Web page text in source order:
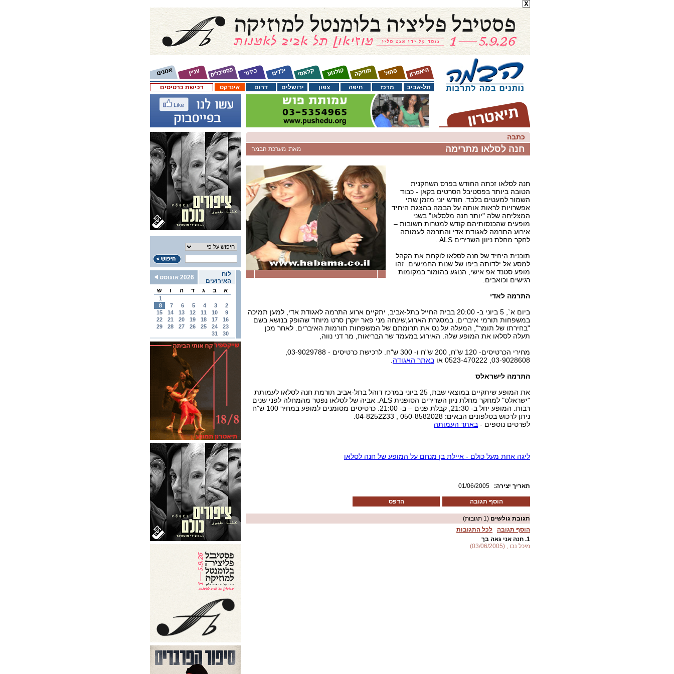
רכישת כרטיסים אינדקס דרום ירושלים צפון חיפה מרכז תל-אביב
לוח
האירועים
2026 אוגוסט
א
ב ג ד ה ו ש
1
2
3
4
5
6
7
8
9
10
11
12
13
14
15
16
17
18
19
20
21
22
23
24
25
26
27
28
29
30
31
כתבה
מאת: מערכת הבמה חנה לסלאו מתרימה
חנה לסלאו זכתה החודש בפרס השחקנית
הטובה ביותר בפסטיבל הסרטים בקאן - כבוד
השמור למעטים בלבד. חודש יוני מזמן שתי
אפשרויות לראות אותה על הבמה בהצגת היחיד
המצליחה שלה "יותר חנה מלסלאו" בשני
מופעים שהכנסותיהם קודש למטרות חשובות –
אירוע התרמה לאגודת אדי והתרמה לעמותה
לחקר מחלת ניוון השרירים ALS .
תוכנית היחיד של חנה לסלאו לוקחת את הקהל
למסע אל ילדותה ביפו של שנות החמישים. זהו
מופע סטנד אפ אישי, הנוגע בהומור במקומות
רגישים וכואבים.
התרמה לאדי
ביום א`, 5 ביוני ב- 20:00 בבית החייל בתל-אביב, יתקיים ארוע התרמה לאגודת אדי, למען תמיכה
במשפחות תורמי איברים. במסגרת הארוע,שינחה מני פאר יוקרן סרט מיוחד שהופק בנושא בשם
"בחירתו של תומר", המעלה על נס את תרומתם של המשפחות תורמות האיברים. לאחר מכן
תעלה לסלאו את המופע שלה. האירוע במעמד שר הבריאות, מר דני נווה,
מחירי הכרטיסים- 120 ש"ח, 200 ש"ח ו- 300 ש"ח. לרכישת כרטיסים - 03-9029788,
03-9028608, 0523-470222 או
באתר האגודה
התרמה לישראלס
את המופע שיתקיים במוצאי שבת, 25 ביוני במרכז דוהל בתל-אביב תורמת חנה לסלאו לעמותת
"ישראלס" למחקר מחלת ניון השרירים הסופנית ALS. אביה של לסלאו נפטר מהמחלה לפני שנים
רבות. המופע יחל ב- 21:30, קבלת פנים – ב- 21:00. כרטיסים מסומנים למופע במחיר 100 ש"ח
ניתן לרכוש בטלפונים הבאים: 050-8582028 , 04-8252233.
לפרטים נוספים - באתר העמותה
ליגה אחת מעל כולם - איילת בן מנחם על המופע של חנה לסלאו
01/06/2005 :תאריך יצירה
הדפס הוסף תגובה
תגובת גולשים (1 תגובות)
הוסף תגובה
לכל התגובות
1. חנה אני גאה בך
מיכל נבו , (03/06/2005)